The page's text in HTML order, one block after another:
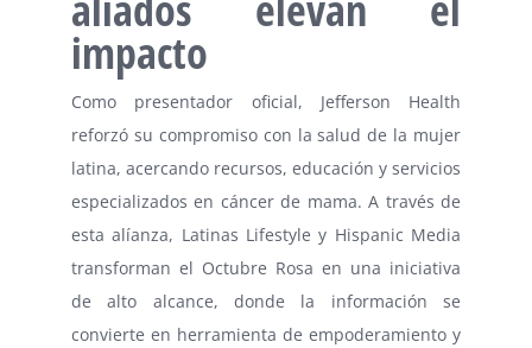
impacto
Como presentador oficial, Jefferson Health
reforzó su compromiso con la salud de la mujer
latina, acercando recursos, educación y servicios
especializados en cáncer de mama. A través de
esta alíanza, Latinas Lifestyle y Hispanic Media
transforman el Octubre Rosa en una iniciativa
de alto alcance, donde la información se
convierte en herramienta de empoderamiento y